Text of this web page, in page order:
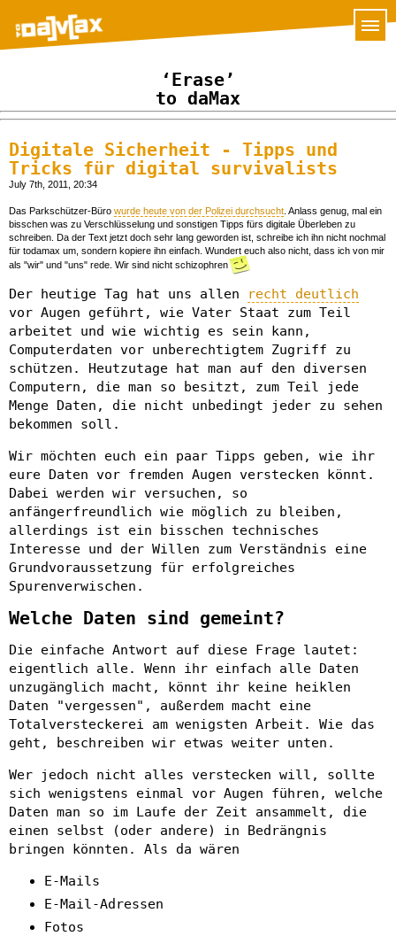
‘Erase’
to daMax
Digitale Sicherheit - Tipps und
Tricks für digital survivalists
July 7th, 2011, 20:34
Das Parkschützer-Büro wurde heute von der Polizei durchsucht . Anlass genug, mal ein
bisschen was zu Verschlüsselung und sonstigen Tipps fürs digitale Überleben zu
schreiben. Da der Text jetzt doch sehr lang geworden ist, schreibe ich ihn nicht nochmal
für todamax um, sondern kopiere ihn einfach. Wundert euch also nicht, dass ich von mir
als "wir" und "uns" rede. Wir sind nicht schizophren
Der heutige Tag hat uns allen
recht deutlich
vor Augen geführt, wie Vater Staat zum Teil
arbeitet und wie wichtig es sein kann,
Computerdaten vor unberechtigtem Zugriff zu
schützen. Heutzutage hat man auf den diversen
Computern, die man so besitzt, zum Teil jede
Menge Daten, die nicht unbedingt jeder zu sehen
bekommen soll.
Wir möchten euch ein paar Tipps geben, wie ihr
eure Daten vor fremden Augen verstecken könnt.
Dabei werden wir versuchen, so
anfängerfreundlich wie möglich zu bleiben,
allerdings ist ein bisschen technisches
Interesse und der Willen zum Verständnis eine
Grundvoraussetzung für erfolgreiches
Spurenverwischen.
Welche Daten sind gemeint?
Die einfache Antwort auf diese Frage lautet:
eigentlich alle. Wenn ihr einfach alle Daten
unzugänglich macht, könnt ihr keine heiklen
Daten "vergessen", außerdem macht eine
Totalversteckerei am wenigsten Arbeit. Wie das
geht, beschreiben wir etwas weiter unten.
Wer jedoch nicht alles verstecken will, sollte
sich wenigstens einmal vor Augen führen, welche
Daten man so im Laufe der Zeit ansammelt, die
einen selbst (oder andere) in Bedrängnis
bringen könnten. Als da wären
E-Mails
E-Mail-Adressen
Fotos